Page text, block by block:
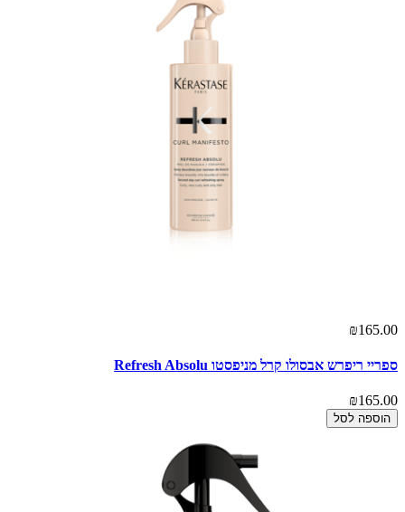
₪165.00
ספריי ריפרש אבסולו קרל מניפסטו Refresh Absolu
₪165.00
הוספה לסל